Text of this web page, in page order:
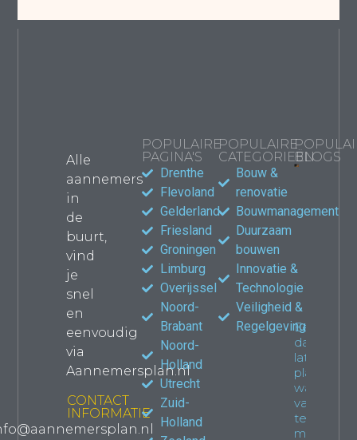
Alle
aannemers
in
de
buurt,
vind
je
snel
en
eenvoudig
via
Aannemersplan.nl
CONTACT
INFORMATIE
POPULAIRE
PAGINA'S
Drenthe
Flevoland
Gelderland
Friesland
Groningen
Limburg
Overijssel
Noord-
Brabant
Noord-
Holland
Utrecht
Zuid-
Holland
POPULAIRE
CATEGORIEËN
Bouw &
renovatie
Bouwmanagement
Duurzaam
bouwen
Innovatie &
Technologie
Veiligheid &
Regelgeving
BLOGS
jouw
Een
dakkapel
laten
plaatsen:
wat je
van
tevoren
moet